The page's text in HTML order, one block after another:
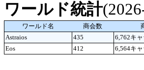
ワールド統計
ワールド名 商会数
Astraios
435 6,762キ
Eos
412 6,564キ